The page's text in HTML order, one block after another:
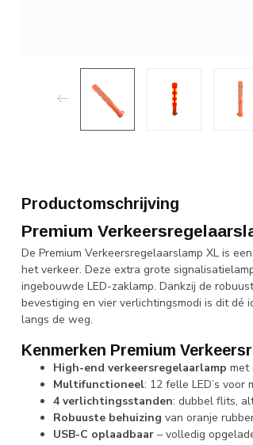
Productomschrijving
Premium
De Premium Verkeersregelaarslamp XL is
het verkeer. Deze extra grote
ingebouwde LED-zaklamp. Dankzij de
bevestiging en vier verlichtingsmodi is dit dé
langs de weg.
Kenmerken Premium
High-end verkeersregelaarlamp met
Multifunctioneel: 12 felle LED’s voor
4 verlichtingsstanden: dubbel flits,
Robuuste behuizing van oranje
USB-C oplaadbaar – volledig